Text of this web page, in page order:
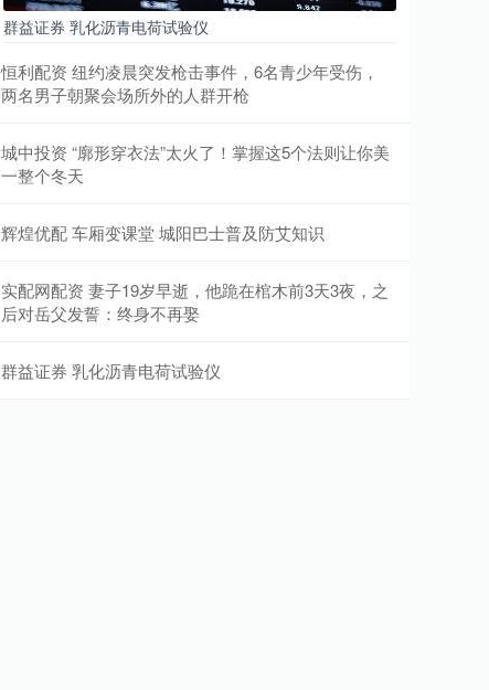
群益证券 乳化沥青电荷试验仪
恒利配资 纽约凌晨突发枪击事件，6名青少年受伤，
两名男子朝聚会场所外的人群开枪
城中投资 “廓形穿衣法”太火了！掌握这5个法则让你美
一整个冬天
辉煌优配 车厢变课堂 城阳巴士普及防艾知识
实配网配资 妻子19岁早逝，他跪在棺木前3天3夜，之
后对岳父发誓：终身不再娶
群益证券 乳化沥青电荷试验仪